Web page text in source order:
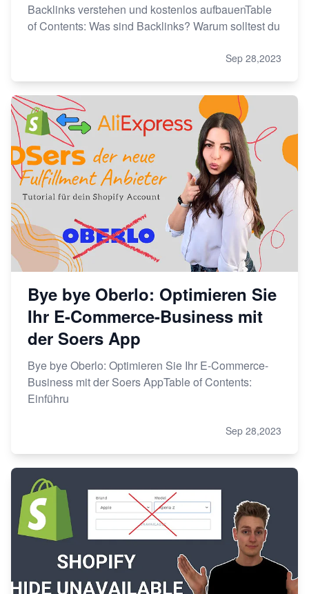
Backlinks verstehen und kostenlos aufbauenTable
of Contents: Was sind Backlinks? Warum solltest du
Sep 28,2023
Bye bye Oberlo: Optimieren Sie
Ihr E-Commerce-Business mit
der Soers App
Bye bye Oberlo: Optimieren Sie Ihr E-Commerce-
Business mit der Soers AppTable of Contents:
Einführu
Sep 28,2023